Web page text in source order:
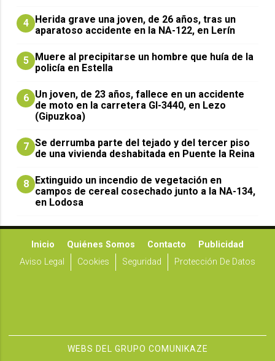
4
Herida grave una joven, de 26 años, tras un
aparatoso accidente en la NA-122, en Lerín
5
Muere al precipitarse un hombre que huía de la
policía en Estella
6 Un joven, de 23 años, fallece en un accidente
de moto en la carretera GI-3440, en Lezo
(Gipuzkoa)
7 Se derrumba parte del tejado y del tercer piso
de una vivienda deshabitada en Puente la Reina
8
Extinguido un incendio de vegetación en
campos de cereal cosechado junto a la NA-134,
en Lodosa
Inicio Quiénes Somos Contacto
Publicidad
Aviso Legal
Cookies Seguridad Protección De Datos
WEBS DEL GRUPO COMUNIKAZE